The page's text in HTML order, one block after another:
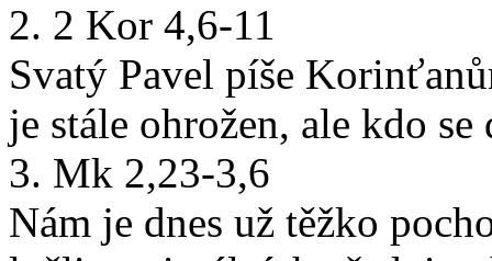
2. 2 Kor 4,6-11
Svatý Pavel píše
je stále ohrožen, ale kdo
3. Mk 2,23-3,6
Nám je dnes už těžko